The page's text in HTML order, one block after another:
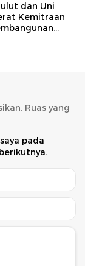
dan Uni
Kemitraan
Ruas yang
pada